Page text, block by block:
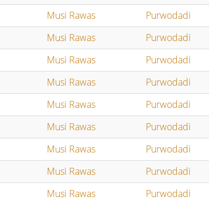
Musi Rawas Purwodadi
Musi Rawas Purwodadi
Musi Rawas Purwodadi
Musi Rawas Purwodadi
Musi Rawas Purwodadi
Musi Rawas Purwodadi
Musi Rawas Purwodadi
Musi Rawas Purwodadi
Musi Rawas Purwodadi